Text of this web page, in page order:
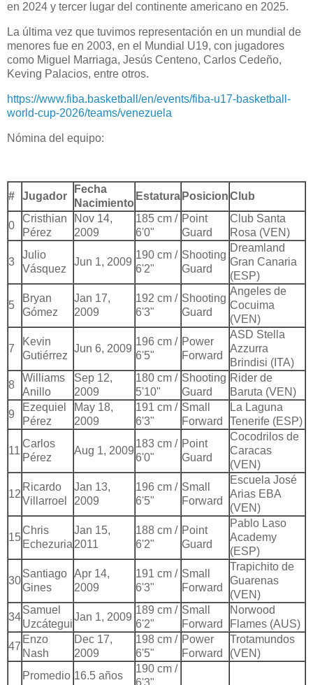
en 2024 y tercer lugar del continente americano en 2025.
La última vez que tuvimos representación en un mundial de
menores fue en 2003, en el Mundial U19, con jugadores
como Miguel Marriaga, Jesús Centeno, Carlos Cedeño,
Keving Palacios, entre otros.
https://www.fiba.basketball/en/events/fiba-u17-basketball-
world-cup-2026/teams/venezuela
Nómina del equipo:
# Jugador
Fecha
Nacimiento
Estatura PosicionClub
0
Cristhian
Pérez
Nov 14,
2009
185 cm /
6'0"
Point
Guard
Club Santa
Rosa (VEN)
3
Julio
Vásquez
Jun 1, 2009
190 cm /
6'2"
Shooting
Guard
Dreamland
Gran Canaria
(ESP)
5
Bryan
Gómez
Jan 17,
2009
192 cm /
6'3"
Shooting
Guard
Angeles de
Cocuima
(VEN)
7
Kevin
Gutiérrez
Jun 6, 2009
196 cm /
6'5"
Power
Forward
ASD Stella
Azzurra
Brindisi (ITA)
8
Williams
Anillo
Sep 12,
2009
180 cm /
5'10"
Shooting
Guard
Rider de
Baruta (VEN)
9
Ezequiel
Pérez
May 18,
2009
191 cm /
6'3"
Small
Forward
La Laguna
Tenerife (ESP)
11
Carlos
Pérez
Aug 1, 2009
183 cm /
6'0"
Point
Guard
Cocodrilos de
Caracas
(VEN)
12
Ricardo
Villarroel
Jan 13,
2009
196 cm /
6'5"
Small
Forward
Escuela José
Arias EBA
(VEN)
15
Chris
Echezuria
Jan 15,
2011
188 cm /
6'2"
Point
Guard
Pablo Laso
Academy
(ESP)
30
Santiago
Gines
Apr 14,
2009
191 cm /
6'3"
Small
Forward
Trapichito de
Guarenas
(VEN)
34
Samuel
Uzcátegui
Jan 1, 2009
189 cm /
6'2"
Small
Forward
Norwood
Flames (AUS)
47
Enzo
Nash
Dec 17,
2009
198 cm /
6'5"
Power
Forward
Trotamundos
(VEN)
Promedio 16.5 años
190 cm /